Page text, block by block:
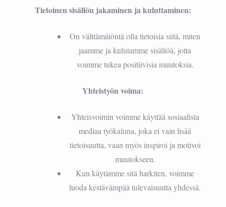
Tietoinen sisällön jakaminen ja kuluttaminen:
On välttämätöntä olla tietoisia siitä, miten
jaamme ja kulutamme sisältöä, jotta
voimme tukea positiivisia muutoksia.
Yhteistyön voima:
Yhteisvoimin voimme käyttää sosiaalista
mediaa työkaluna, joka ei vain lisää
tietoisuutta, vaan myös inspiroi ja motivoi
muutokseen.
Kun käytämme sitä harkiten, voimme
luoda kestävämpää tulevaisuutta yhdessä.